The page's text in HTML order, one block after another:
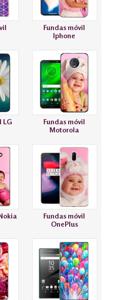
Fundas móvil
Iphone
LG
Fundas móvil
Motorola
Fundas móvil
OnePlus